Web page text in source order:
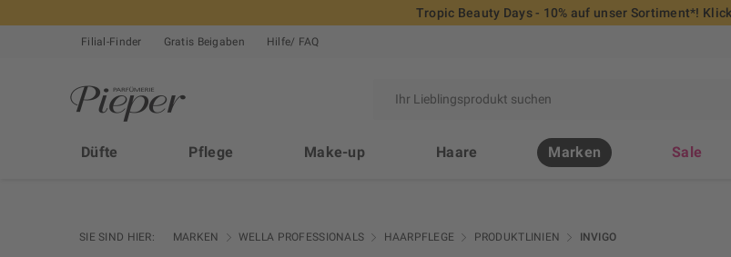
Tropic Beauty Days - 10% auf unser Sortiment*!
Filial-Finder Gratis Beigaben Hilfe/ FAQ
Düfte Pflege Make-up Haare Marken Sale
SIE SIND HIER: MARKEN WELLA PROFESSIONALS HAARPFLEGE PRODUKTLINIEN INVIGO